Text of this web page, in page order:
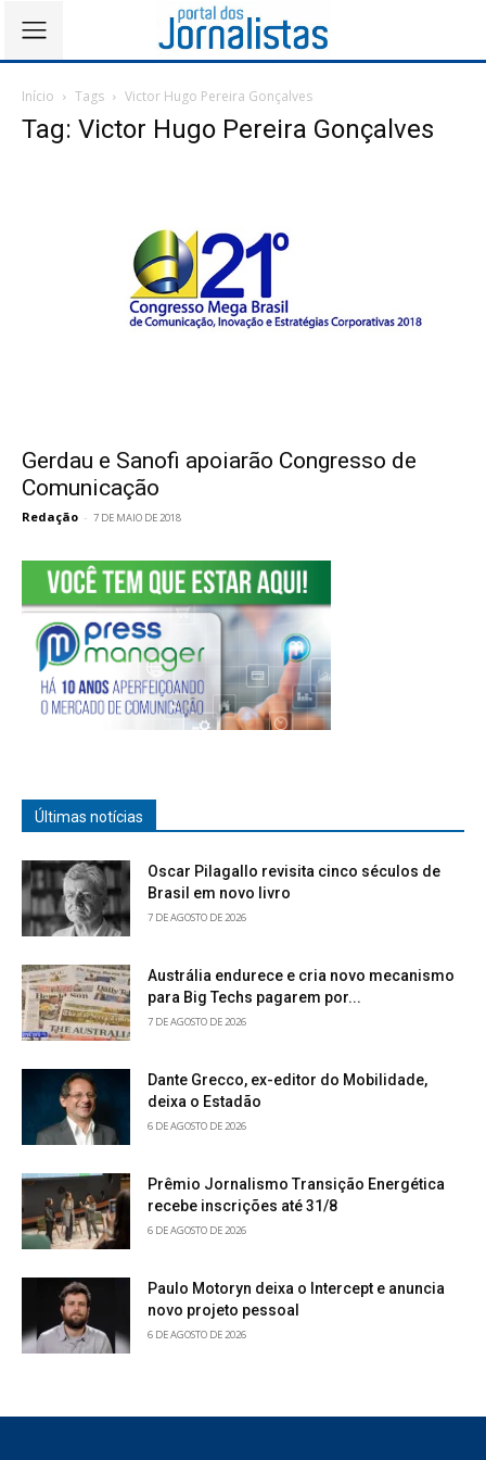
Início Tags Victor Hugo Pereira Gonçalves
Tag: Victor Hugo Pereira Gonçalves
Gerdau e Sanofi apoiarão Congresso de
Comunicação
Redação - 7 DE MAIO DE 2018
Últimas notícias
Oscar Pilagallo revisita cinco séculos de
Brasil em novo livro
7 DE AGOSTO DE 2026
Austrália endurece e cria novo mecanismo
para Big Techs pagarem por...
7 DE AGOSTO DE 2026
Dante Grecco, ex-editor do Mobilidade,
deixa o Estadão
6 DE AGOSTO DE 2026
Prêmio Jornalismo Transição Energética
recebe inscrições até 31/8
6 DE AGOSTO DE 2026
Paulo Motoryn deixa o Intercept e anuncia
novo projeto pessoal
6 DE AGOSTO DE 2026